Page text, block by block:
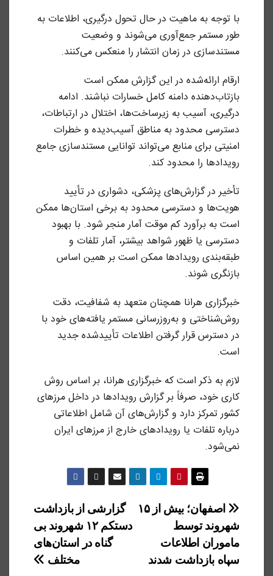
با توجه به ماهیت در حال تحول درگیری، اطلاعات به
طور مستمر جمع‌آوری می‌شوند و وضعیت
مستندسازی در زمان انتشار را منعکس می‌کنند.
ارقام ارائه‌شده در این گزارش ممکن است
بازتاب‌دهنده دامنه کامل خسارات نباشند. ادامه
درگیری، آسیب به زیرساخت‌ها، اختلال در ارتباطات،
دسترسی محدود به مناطق آسیب‌دیده و خطرات
امنیتی برای منابع می‌تواند توانایی مستندسازی جامع
رویدادها را محدود کند.
تأخیر در گزارش‌های پزشکی، دشواری در تأیید
هویت‌ها و دسترسی محدود به برخی استان‌ها ممکن
است به برآورد کم موقت آمار منجر شود. با بهبود
دسترسی یا ظهور شواهد بیشتر، آمار تلفات و
طبقه‌بندی رویدادها ممکن است بر همین اساس
بازنگری شوند.
خبرگزاری هرانا همچنان متعهد به شفافیت، دقت
روش‌شناختی و به‌روزرسانی مستمر یافته‌های خود با
در دسترس قرار گرفتن اطلاعات تأییدشده جدید
است.
لازم به ذکر است که خبرگزاری هرانا، بر اساس روش
کاری خود، صرفاً بر گزارش رویدادها در داخل مرزهای
کشور تمرکز دارد و گزارش‌های آن شامل اطلاعاتی
درباره تلفات یا رویدادهای خارج از مرزهای ایران
نمی‌شود.
راهبری
نوشته
گزارشی از بازداشت
دستکم ۱۲ شهروند بی
گناه در استان‌های
مختلف
اصفهان؛ بیش از ۱۵
شهروند توسط
ماموران اطلاعات
سپاه بازداشت شدند